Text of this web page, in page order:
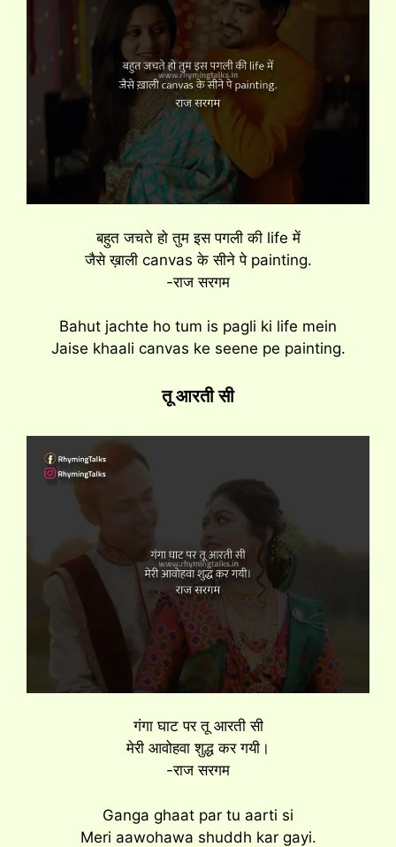
बहुत जचते हो तुम इस पगली की life में
जैसे ख़ाली canvas के सीने पे painting.
-राज सरगम
Bahut jachte ho tum is pagli ki life mein
Jaise khaali canvas ke seene pe painting.
तू आरती सी
गंगा घाट पर तू आरती सी
मेरी आवोहवा शुद्ध कर गयी।
-राज सरगम
Ganga ghaat par tu aarti si
Meri aawohawa shuddh kar gayi.